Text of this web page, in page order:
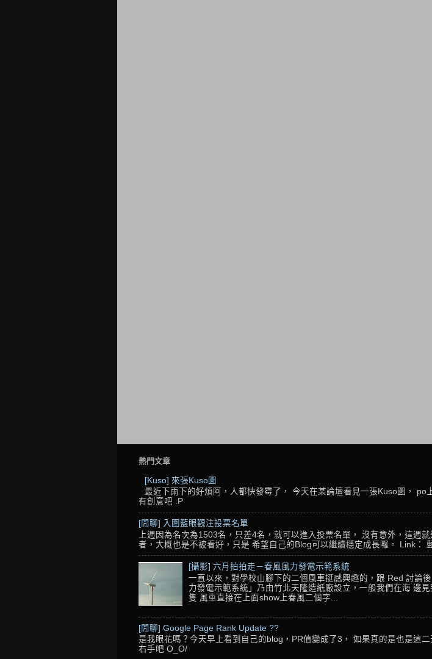
熱門文章
[Kuso] 來張Kuso圖
最近下雨下的好煩阿，人都快發霉了， 今天在某論壇看見一張Kuso圖，
有創意吧 :P
[閒聊] 入圍藍眼觀注投票名單
上週因為名次為1503名，只差4名，就可以進入投票名單， 沒有意外，這週
者，大概也是不被看好，只是 希望自己的Blog可以繼續穩定成長囉。 Link：
[攝影] 六月拍拍走－春風風力發電示範系統
一直以來，對學校山腳下的二個風車挺感興趣的，跟 Red 討論
力發電示範系統」乃由竹北天隆造紙廠設立，一般我們在海 邊
隻 風車直接在上面show上春風二個字...
[閒聊] Google Page Rank Update ??
是我眼花嗎？今天早上看到自己的blog，PR值變成了3， 如果真的是也是這
右手吧 O_O/